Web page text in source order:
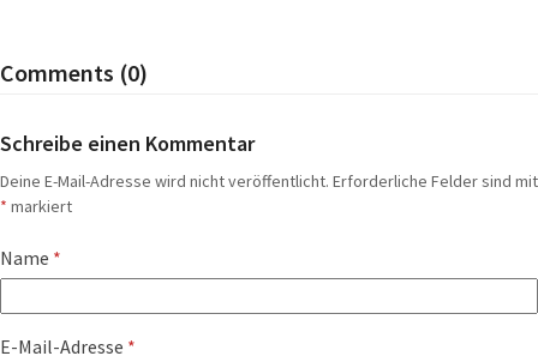
Comments (0)
Schreibe einen Kommentar
Deine E-Mail-Adresse wird nicht veröffentlicht. Erforderliche Felder sind mit
* markiert
Name *
E-Mail-Adresse *